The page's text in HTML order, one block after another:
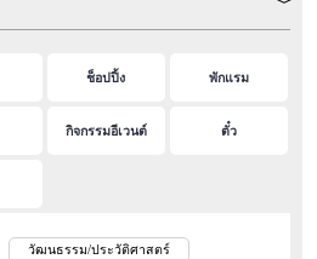
ช็อปปิ้ง พักแรม
กิจกรรมอีเวนต์ ตั๋ว
วัฒนธรรม/ประวัติศาสตร์